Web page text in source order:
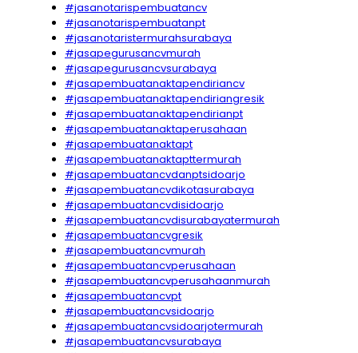
#jasanotarispembuatancv
#jasanotarispembuatanpt
#jasanotaristermurahsurabaya
#jasapegurusancvmurah
#jasapegurusancvsurabaya
#jasapembuatanaktapendiriancv
#jasapembuatanaktapendiriangresik
#jasapembuatanaktapendirianpt
#jasapembuatanaktaperusahaan
#jasapembuatanaktapt
#jasapembuatanaktapttermurah
#jasapembuatancvdanptsidoarjo
#jasapembuatancvdikotasurabaya
#jasapembuatancvdisidoarjo
#jasapembuatancvdisurabayatermurah
#jasapembuatancvgresik
#jasapembuatancvmurah
#jasapembuatancvperusahaan
#jasapembuatancvperusahaanmurah
#jasapembuatancvpt
#jasapembuatancvsidoarjo
#jasapembuatancvsidoarjotermurah
#jasapembuatancvsurabaya